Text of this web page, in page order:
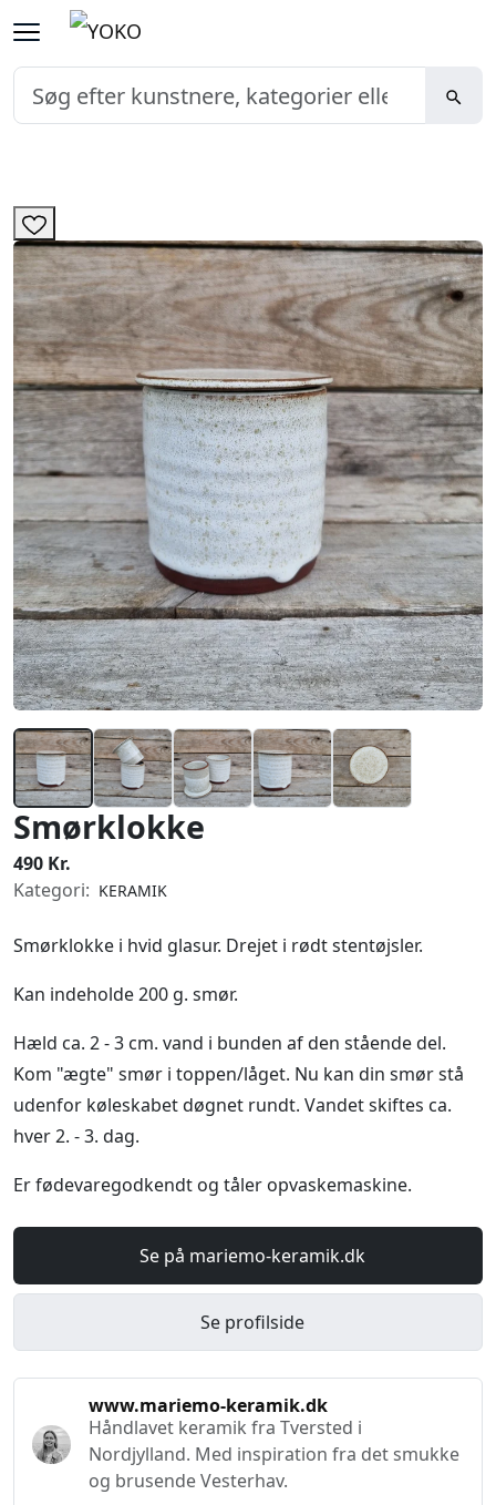
Smørklokke
490 Kr.
Kategori: KERAMIK
Smørklokke i hvid glasur. Drejet i rødt stentøjsler.
Kan indeholde 200 g. smør.
Hæld ca. 2 - 3 cm. vand i bunden af den stående del.
Kom "ægte" smør i toppen/låget. Nu kan din smør stå
udenfor køleskabet døgnet rundt. Vandet skiftes ca.
hver 2. - 3. dag.
Er fødevaregodkendt og tåler opvaskemaskine.
Se på mariemo-keramik.dk
Se profilside
www.mariemo-keramik.dk
Håndlavet keramik fra Tversted i
Nordjylland. Med inspiration fra det smukke
og brusende Vesterhav.